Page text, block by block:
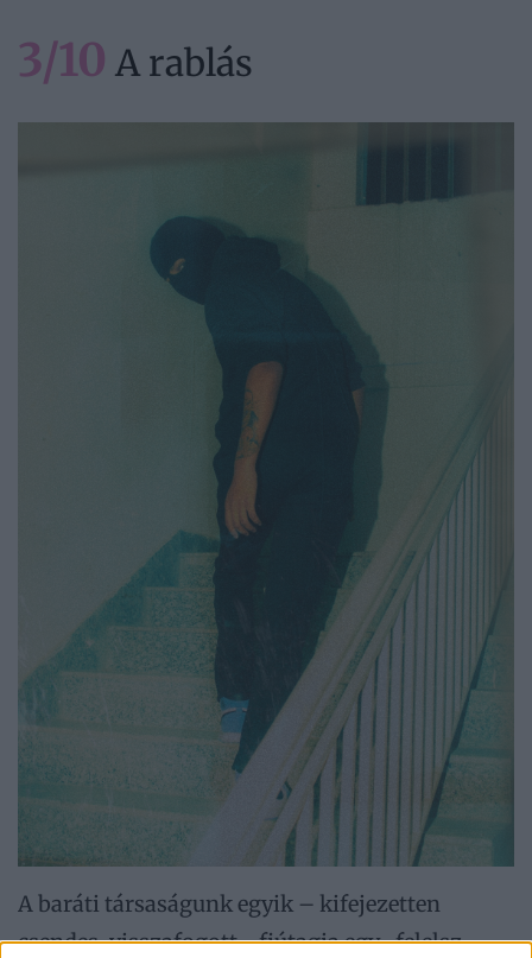
3/10 A rablás
A baráti társaságunk egyik – kifejezetten
csendes, visszafogott - fiútagja egy „felelsz